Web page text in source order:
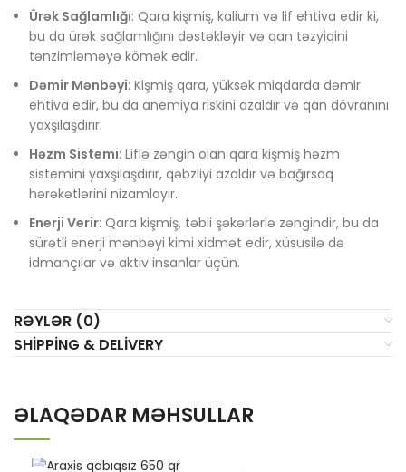
Ürək Sağlamlığı: Qara kişmiş, kalium və lif ehtiva edir ki,
bu da ürək sağlamlığını dəstəkləyir və qan təzyiqini
tənzimləməyə kömək edir.
Dəmir Mənbəyi: Kişmiş qara, yüksək miqdarda dəmir
ehtiva edir, bu da anemiya riskini azaldır və qan dövranını
yaxşılaşdırır.
Həzm Sistemi: Liflə zəngin olan qara kişmiş həzm
sistemini yaxşılaşdırır, qəbzliyi azaldır və bağırsaq
hərəkətlərini nizamlayır.
Enerji Verir: Qara kişmiş, təbii şəkərlərlə zəngindir, bu da
sürətli enerji mənbəyi kimi xidmət edir, xüsusilə də
idmançılar və aktiv insanlar üçün.
RƏYLƏR (0)
SHIPPING & DELIVERY
ƏLAQƏDAR MƏHSULLAR